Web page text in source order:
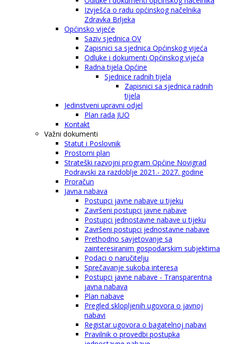
Izvješća o radu općinskog načelnika
Zdravka Brljeka
Općinsko vijeće
Saziv sjednica OV
Zapisnici sa sjednica Općinskog vijeća
Odluke i dokumenti Općinskog vijeća
Radna tijela Općine
Sjednice radnih tijela
Zapisnici sa sjednica radnih
tijela
Jedinstveni upravni odjel
Plan rada JUO
Kontakt
Važni dokumenti
Statut i Poslovnik
Prostorni plan
Strateški razvojni program Općine Novigrad
Podravski za razdoblje 2021.- 2027. godine
Proračun
Javna nabava
Postupci javne nabave u tijeku
Završeni postupci javne nabave
Postupci jednostavne nabave u tijeku
Završeni postupci jednostavne nabave
Prethodno savjetovanje sa
zainteresiranim gospodarskim subjektima
Podaci o naručitelju
Sprečavanje sukoba interesa
Postupci javne nabave - Transparentna
javna nabava
Plan nabave
Pregled sklopljenih ugovora o javnoj
nabavi
Registar ugovora o bagatelnoj nabavi
Pravilnik o provedbi postupka